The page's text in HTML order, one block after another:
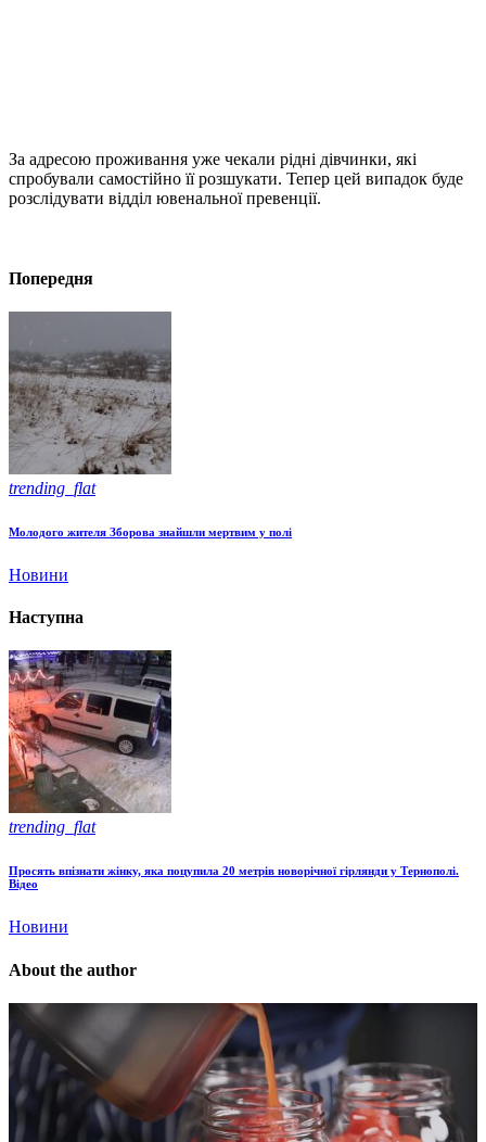
За адресою проживання уже чекали рідні дівчинки, які
спробували самостійно її розшукати. Тепер цей випадок буде
розслідувати відділ ювенальної превенції.
Попередня
trending_flat
Молодого жителя Зборова знайшли мертвим у полі
Новини
Наступна
trending_flat
Просять впізнати жінку, яка поцупила 20 метрів новорічної гірлянди у Тернополі.
Відео
Новини
About the author